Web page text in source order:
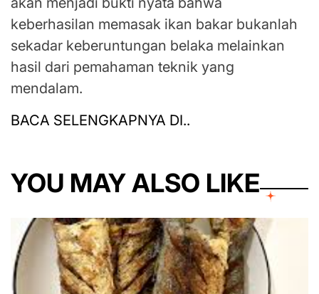
keberhasilan memasak ikan bakar bukanlah
sekadar keberuntungan belaka melainkan
hasil dari pemahaman teknik yang
mendalam.
BACA SELENGKAPNYA DI..
YOU MAY ALSO LIKE